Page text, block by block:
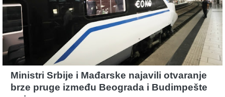
Ministri Srbije i Mađarske najavili otvaranje
brze pruge između Beograda i Budimpešte